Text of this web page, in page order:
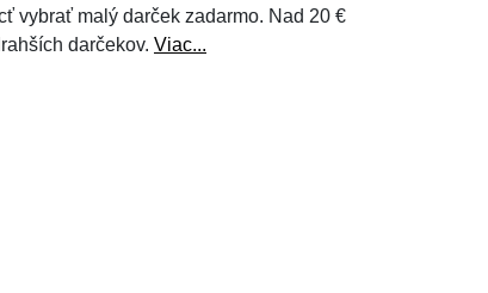
vybrať malý darček zadarmo. Nad 20 €
darčekov. Viac...